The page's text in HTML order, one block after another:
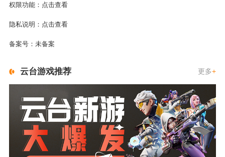
权限功能： 点击查看
隐私说明： 点击查看
备案号： 未备案
云台游戏推荐 更多+